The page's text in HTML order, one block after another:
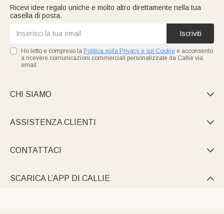
Ricevi idee regalo uniche e molto altro direttamente nella tua
casella di posta.
Iscriviti
Ho letto e compreso la Politica sulla Privacy e sui Cookie e acconsento
a ricevere comunicazioni commerciali personalizzate da Callie via
email.
CHI SIAMO 
ASSISTENZA CLIENTI 
CONTATTACI 
SCARICA L’APP DI CALLIE 